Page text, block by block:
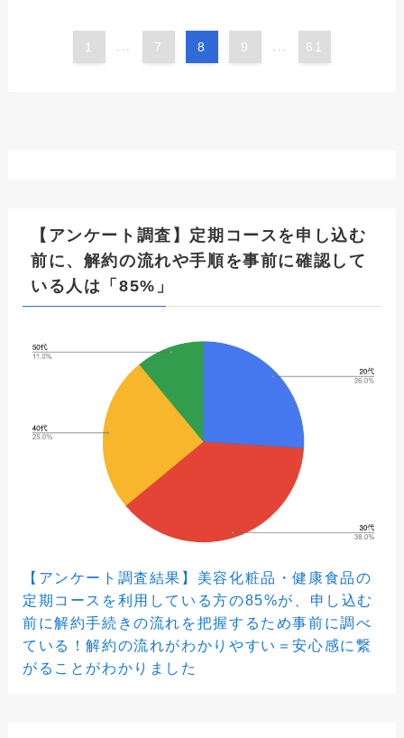
1 7 8 9 61
【アンケート調査】定期コースを申し込む
前に、解約の流れや手順を事前に確認して
いる人は「85%」
【アンケート調査結果】美容化粧品・健康食品の
定期コースを利用している方の85%が、申し込む
前に解約手続きの流れを把握するため事前に調べ
ている！解約の流れがわかりやすい＝安心感に繋
がることがわかりました